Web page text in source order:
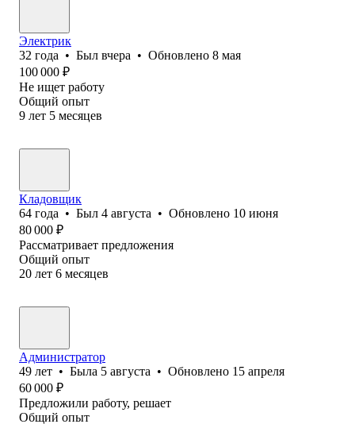
Электрик
32 года • Был вчера • Обновлено 8 мая
100 000 ₽
Не ищет работу
Общий опыт
9 лет 5 месяцев
Кладовщик
64 года • Был 4 августа • Обновлено 10 июня
80 000 ₽
Рассматривает предложения
Общий опыт
20 лет 6 месяцев
Администратор
49 лет • Была 5 августа • Обновлено 15 апреля
60 000 ₽
Предложили работу, решает
Общий опыт